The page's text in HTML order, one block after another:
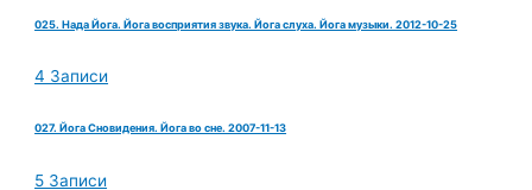
025. Нада Йога. Йога восприятия звука. Йога слуха. Йога музыки. 2012-10-25
4 Записи
027. Йога Сновидения. Йога во сне. 2007-11-13
5 Записи